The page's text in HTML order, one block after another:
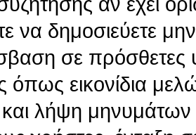
να δημοσιεύετε
σε πρόσθετες
όπως εικονίδια
λήψη μηνυμάτων